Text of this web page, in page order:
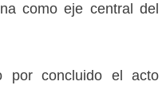
como eje central del
por concluido el acto